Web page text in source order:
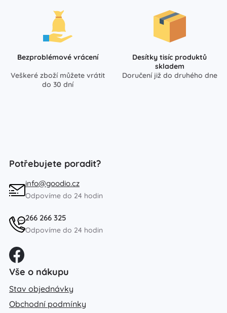
Bezproblémové vrácení
Veškeré zboží můžete vrátit
do 30 dní
Desítky tisíc produktů
skladem
Doručení již do druhého dne
Potřebujete poradit?
info@goodio.cz
Odpovíme do 24 hodin
266 266 325
Odpovíme do 24 hodin
Vše o nákupu
Stav objednávky
Obchodní podmínky